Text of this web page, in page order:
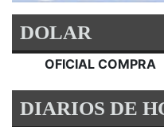
DOLAR
OFICIAL COMPRA
DIARIOS DE